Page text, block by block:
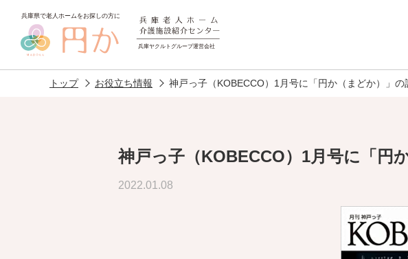
老人ホームを
施設をお探しの方へ
トップ お役立ち情報 神戸っ子（KOBECCO）1月号に「円か（まどか）」の
神戸っ子（KOBECCO）1月号に「円
2022.01.08